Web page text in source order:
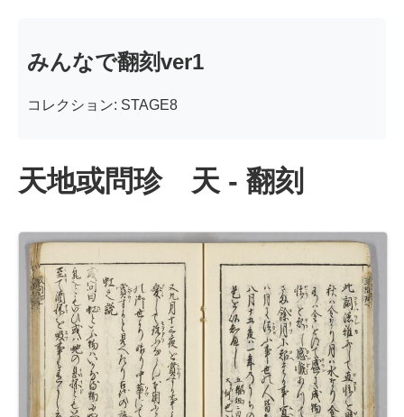
みんなで翻刻ver1
コレクション: STAGE8
天地或問珍 天 - 翻刻